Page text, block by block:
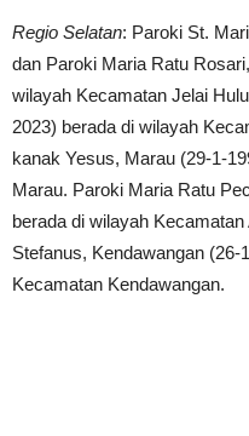
Regio Selatan: Paroki St.
dan Paroki Maria Ratu
wilayah Kecamatan Jelai
2023) berada di wilayah
kanak Yesus, Marau (29-1-
Marau. Paroki Maria Ratu
berada di wilayah
Stefanus, Kendawangan (26-
Kecamatan Kendawangan.